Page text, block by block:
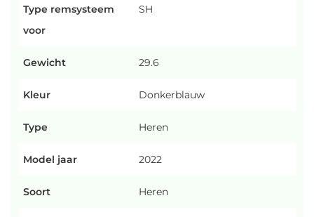
Type remsysteem
voor
SH
Gewicht 29.6
Kleur Donkerblauw
Type Heren
Model jaar 2022
Soort Heren